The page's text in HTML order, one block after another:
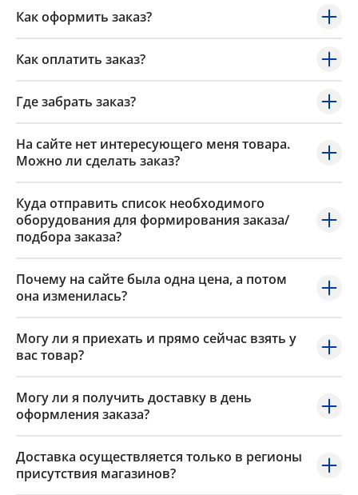
Как оформить заказ?
Как оплатить заказ?
Где забрать заказ?
На сайте нет интересующего меня товара.
Можно ли сделать заказ?
Куда отправить список необходимого
оборудования для формирования заказа/
подбора заказа?
Почему на сайте была одна цена, а потом
она изменилась?
Могу ли я приехать и прямо сейчас взять у
вас товар?
Могу ли я получить доставку в день
оформления заказа?
Доставка осуществляется только в регионы
присутствия магазинов?